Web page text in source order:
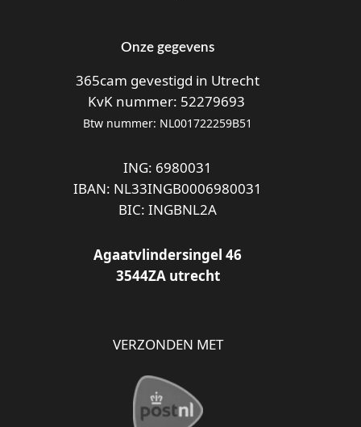
Onze gegevens
365cam gevestigd in Utrecht
KvK nummer: 52279693
Btw nummer: NL001722259B51
ING: 6980031
IBAN: NL33INGB0006980031
BIC: INGBNL2A
Agaatvlindersingel 46
3544ZA utrecht
VERZONDEN MET